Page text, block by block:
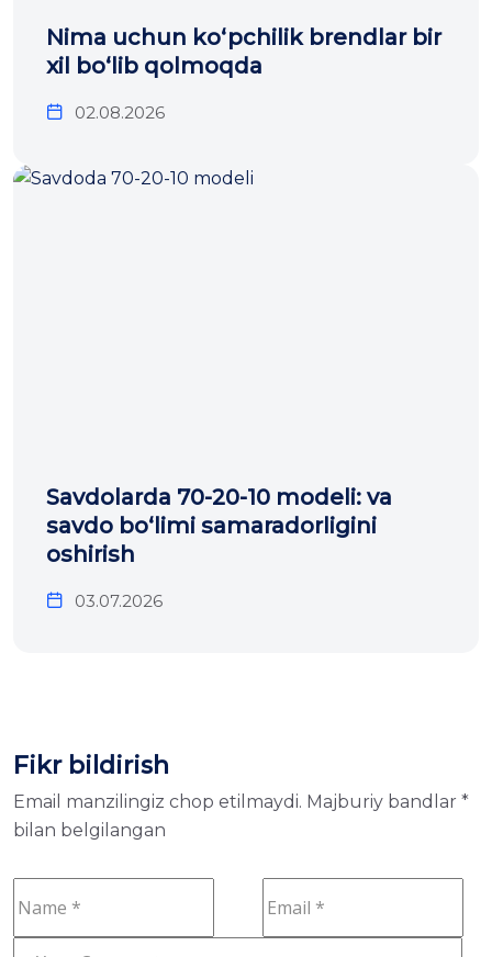
Nima uchun ko‘pchilik brendlar bir
xil bo‘lib qolmoqda
02.08.2026
Savdolarda 70-20-10 modeli: va
savdo bo‘limi samaradorligini
oshirish
03.07.2026
Fikr bildirish
Email manzilingiz chop etilmaydi. Majburiy bandlar *
bilan belgilangan